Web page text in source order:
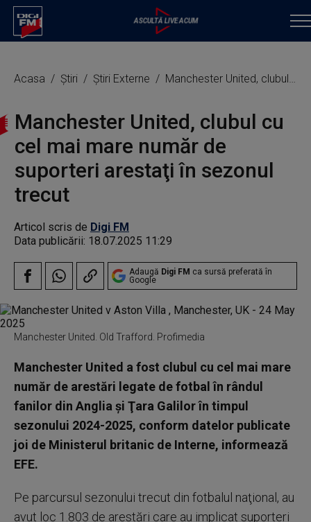
Acasa Știri Știri Externe Manchester United, clubul cu cel mai mare număr de suporteri arestaţi în sezonul trecut
Manchester United, clubul cu
cel mai mare număr de
suporteri arestaţi în sezonul
trecut
Articol scris de Digi FM
Data publicării: 18.07.2025 11:29
Adaugă Digi FM ca sursă preferată în
Google
Manchester United. Old Trafford. Profimedia
Manchester United a fost clubul cu cel mai mare
număr de arestări legate de fotbal în rândul
fanilor din Anglia şi Ţara Galilor în timpul
sezonului 2024-2025, conform datelor publicate
joi de Ministerul britanic de Interne, informează
EFE.
Pe parcursul sezonului trecut din fotbalul naţional, au
avut loc 1.803 de arestări care au implicat suporteri